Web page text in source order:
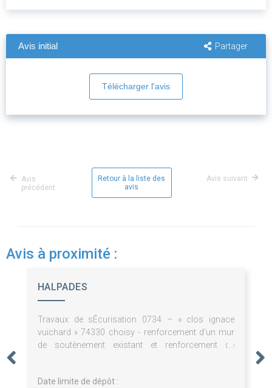
Avis initial Partager
Télécharger l'avis
Avis
précédent
Retour à la liste des
avis
Avis suivant
Avis à proximité :
HALPADES
Travaux de sÉcurisation 0734 – « clos ignace
vuichard » 74330 choisy - renforcement d'un mur
de soutènement existant et renforcement de
Date limite de dépôt :